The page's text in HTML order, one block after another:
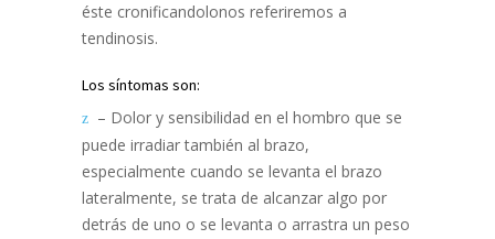
éste cronificandolonos referiremos a
tendinosis.
Los síntomas son:
– Dolor y sensibilidad en el hombro que se
puede irradiar también al brazo,
especialmente cuando se levanta el brazo
lateralmente, se trata de alcanzar algo por
detrás de uno o se levanta o arrastra un peso